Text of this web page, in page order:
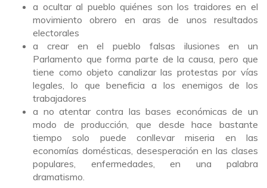
a ocultar al pueblo quiénes son los traidores en el
movimiento obrero en aras de unos resultados
electorales
a crear en el pueblo falsas ilusiones en un
Parlamento que forma parte de la causa, pero que
tiene como objeto canalizar las protestas por vías
legales, lo que beneficia a los enemigos de los
trabajadores
a no atentar contra las bases económicas de un
modo de producción, que desde hace bastante
tiempo solo puede conllevar miseria en las
economías domésticas, desesperación en las clases
populares, enfermedades, en una palabra
dramatismo.